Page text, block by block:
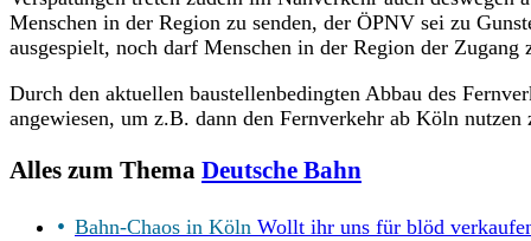
Menschen in der Region zu senden, der ÖPNV sei zu
ausgespielt, noch darf Menschen in der Region der
Durch den aktuellen baustellenbedingten Abbau des
angewiesen, um z.B. dann den Fernverkehr ab Köln
Alles zum Thema Deutsche Bahn
Bahn-Chaos in Köln Wollt ihr uns für blöd